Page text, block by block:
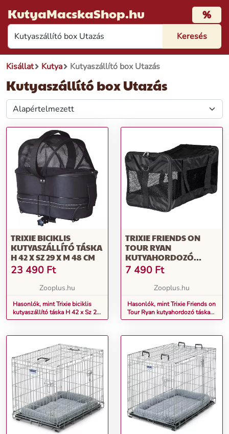
KutyaMacskaShop.hu %
Kisállat Kutya Kutyaszállító box Utazás
Kutyaszállító box Utazás
TRIXIE BICIKLIS
KUTYASZÁLLÍTÓ TÁSKA
H 42 X SZ 29 X M 48 CM
23 490 Ft
Zooplus.hu
Hasonlók, mint Trixie biciklis
kutyaszállító táska H 42 x Sz 29
x M 48 cm
TRIXIE FRIENDS ON
TOUR RYAN
KUTYAHORDOZÓ
TÁSKA KUTYÁKNAK,
MACSKÁKNAK H 54 X
SZ 30 X M 30 CM
7 490 Ft
Zooplus.hu
Hasonlók, mint Trixie Friends on
Tour Ryan kutyahordozó táska
kutyáknak, macskáknak H 54 x